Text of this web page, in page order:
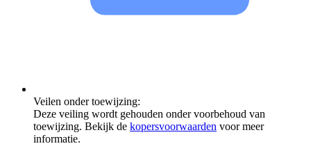
Veilen onder toewijzing:
Deze veiling wordt gehouden onder voorbehoud van
toewijzing. Bekijk de kopersvoorwaarden voor meer
informatie.